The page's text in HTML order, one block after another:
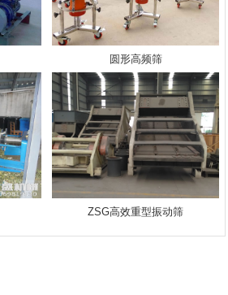
圆形高频筛
ZSG高效重型振动筛